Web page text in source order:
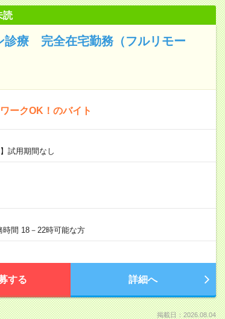
読
療 完全在宅勤務（フルリモー
ークOK！のバイト
試用期間なし
間 18－22時可能な方
する 詳細へ
掲載日：2026.08.04